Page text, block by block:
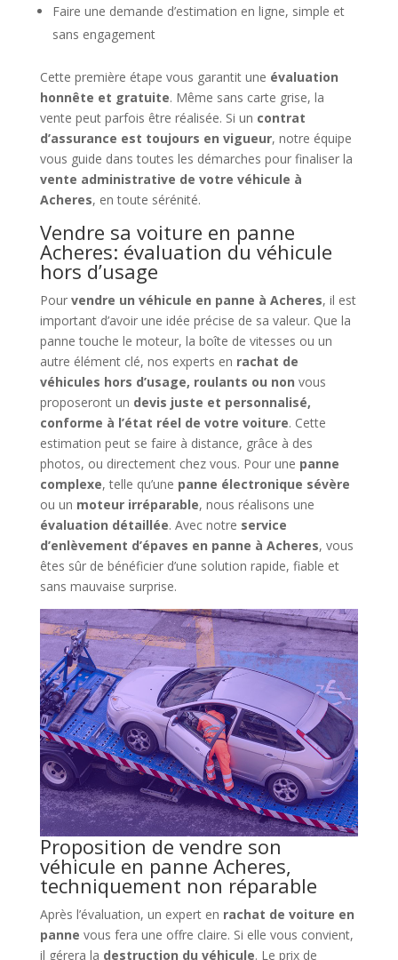
Faire une demande d’estimation en ligne, simple et
sans engagement
Cette première étape vous garantit une évaluation
honnête et gratuite. Même sans carte grise, la
vente peut parfois être réalisée. Si un contrat
d’assurance est toujours en vigueur, notre équipe
vous guide dans toutes les démarches pour finaliser la
vente administrative de votre véhicule à
Acheres, en toute sérénité.
Vendre sa voiture en panne
Acheres: évaluation du véhicule
hors d’usage
Pour vendre un véhicule en panne à Acheres, il est
important d’avoir une idée précise de sa valeur. Que la
panne touche le moteur, la boîte de vitesses ou un
autre élément clé, nos experts en rachat de
véhicules hors d’usage, roulants ou non vous
proposeront un devis juste et personnalisé,
conforme à l’état réel de votre voiture. Cette
estimation peut se faire à distance, grâce à des
photos, ou directement chez vous. Pour une panne
complexe, telle qu’une panne électronique sévère
ou un moteur irréparable, nous réalisons une
évaluation détaillée. Avec notre service
d’enlèvement d’épaves en panne à Acheres, vous
êtes sûr de bénéficier d’une solution rapide, fiable et
sans mauvaise surprise.
Proposition de vendre son
véhicule en panne Acheres,
techniquement non réparable
Après l’évaluation, un expert en rachat de voiture en
panne vous fera une offre claire. Si elle vous convient,
il gérera la destruction du véhicule. Le prix de